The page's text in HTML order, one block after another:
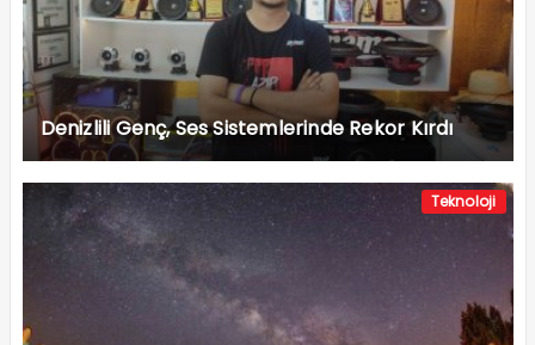
Denizlili Genç, Ses Sistemlerinde Rekor Kırdı
Teknoloji